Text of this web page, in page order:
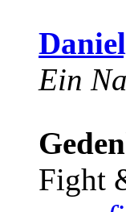
Ein
Fight